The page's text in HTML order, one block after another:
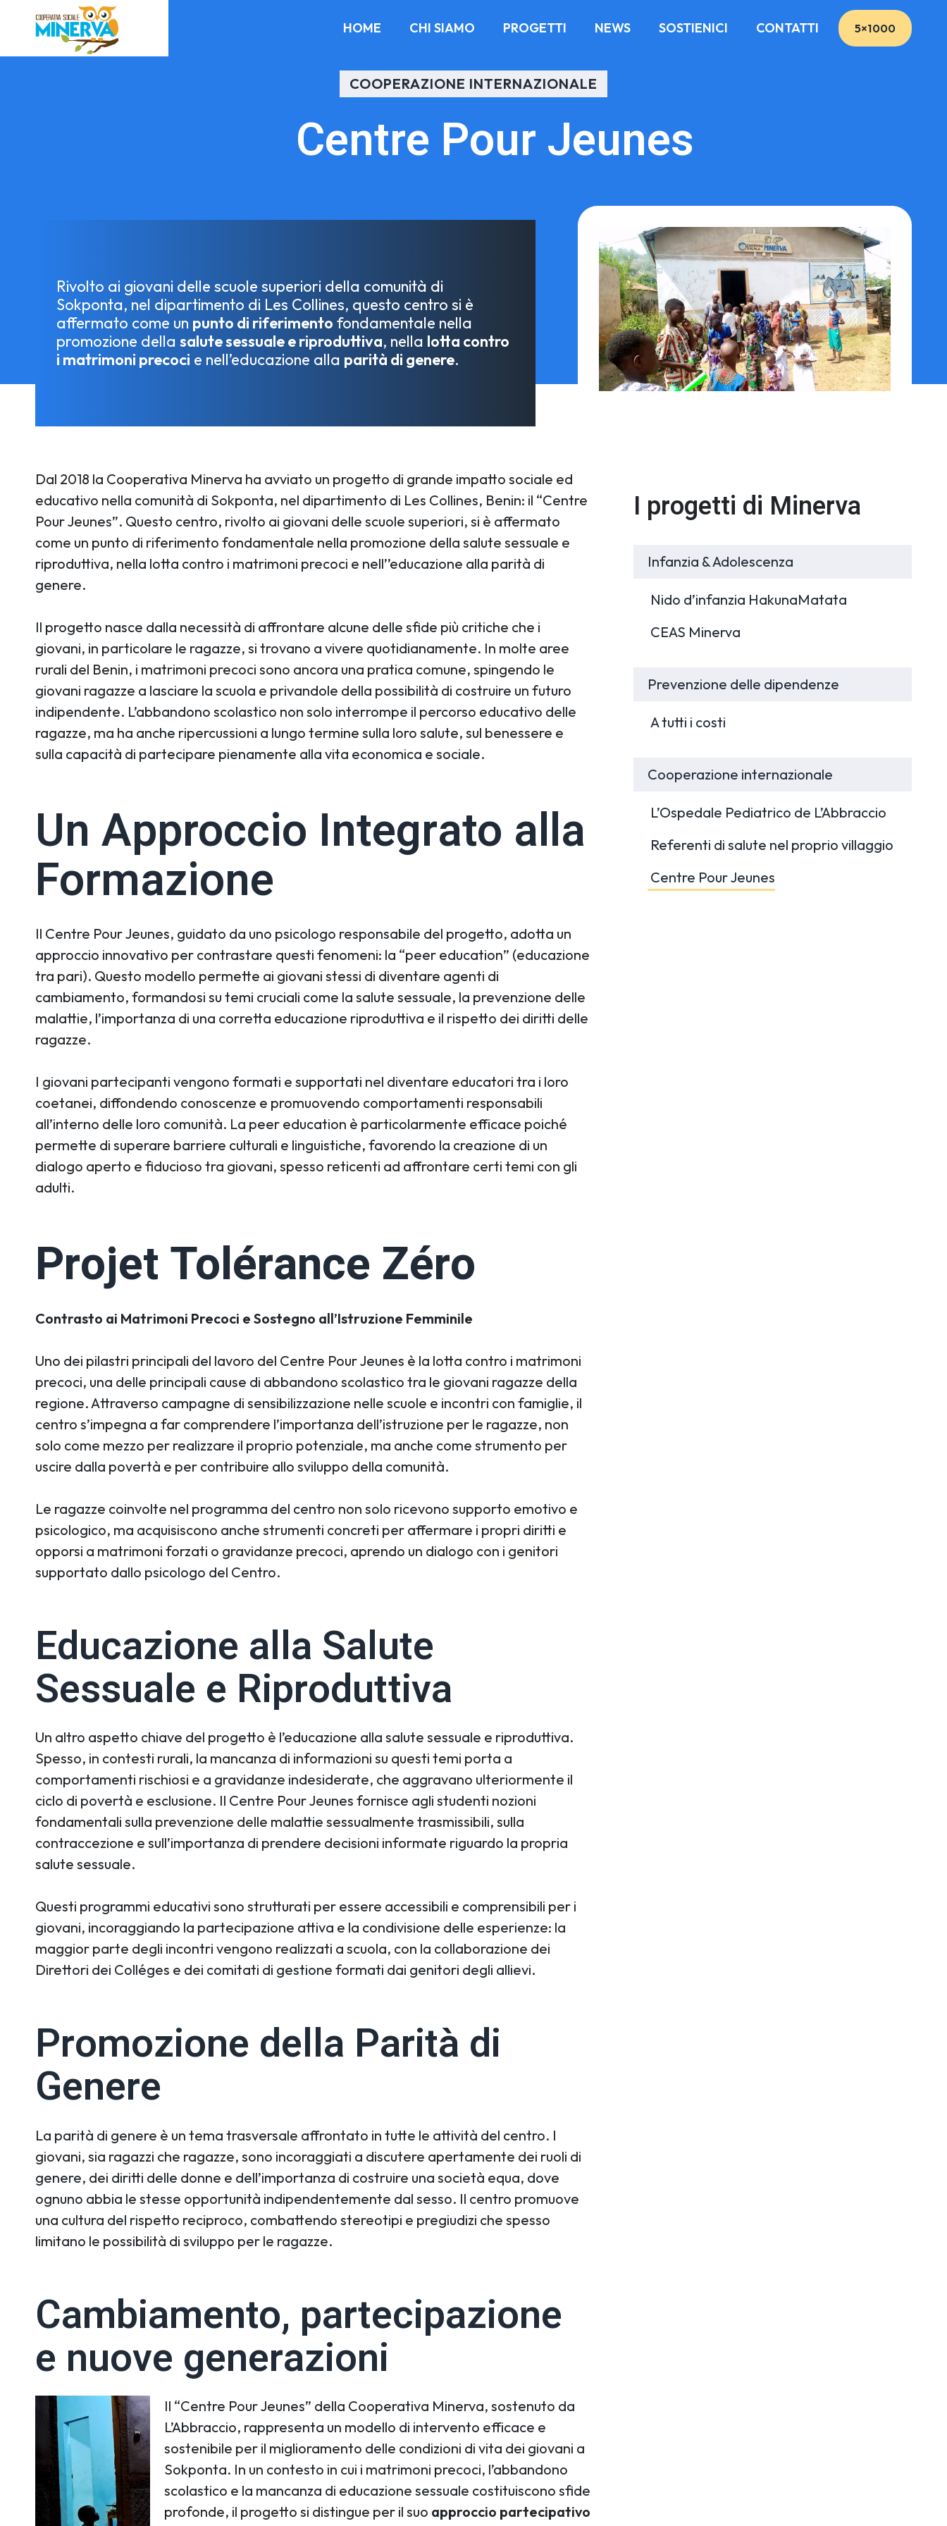
HOME CHI SIAMO PROGETTI NEWS SOSTIENICI CONTATTI 5×1000
COOPERAZIONE INTERNAZIONALE
Centre Pour Jeunes
Rivolto ai giovani delle scuole superiori della comunità di
Sokponta, nel dipartimento di Les Collines, questo centro si è
affermato come un punto di riferimento fondamentale nella
promozione della salute sessuale e riproduttiva, nella lotta contro
i matrimoni precoci e nell’educazione alla parità di genere.
Dal 2018 la Cooperativa Minerva ha avviato un progetto di grande impatto sociale ed
educativo nella comunità di Sokponta, nel dipartimento di Les Collines, Benin: il “Centre
Pour Jeunes”. Questo centro, rivolto ai giovani delle scuole superiori, si è affermato
come un punto di riferimento fondamentale nella promozione della salute sessuale e
riproduttiva, nella lotta contro i matrimoni precoci e nell’’educazione alla parità di
genere.
Il progetto nasce dalla necessità di affrontare alcune delle sfide più critiche che i
giovani, in particolare le ragazze, si trovano a vivere quotidianamente. In molte aree
rurali del Benin, i matrimoni precoci sono ancora una pratica comune, spingendo le
giovani ragazze a lasciare la scuola e privandole della possibilità di costruire un futuro
indipendente. L’abbandono scolastico non solo interrompe il percorso educativo delle
ragazze, ma ha anche ripercussioni a lungo termine sulla loro salute, sul benessere e
sulla capacità di partecipare pienamente alla vita economica e sociale.
Un Approccio Integrato alla
Formazione
Il Centre Pour Jeunes, guidato da uno psicologo responsabile del progetto, adotta un
approccio innovativo per contrastare questi fenomeni: la “peer education” (educazione
tra pari). Questo modello permette ai giovani stessi di diventare agenti di
cambiamento, formandosi su temi cruciali come la salute sessuale, la prevenzione delle
malattie, l’importanza di una corretta educazione riproduttiva e il rispetto dei diritti delle
ragazze.
I giovani partecipanti vengono formati e supportati nel diventare educatori tra i loro
coetanei, diffondendo conoscenze e promuovendo comportamenti responsabili
all’interno delle loro comunità. La peer education è particolarmente efficace poiché
permette di superare barriere culturali e linguistiche, favorendo la creazione di un
dialogo aperto e fiducioso tra giovani, spesso reticenti ad affrontare certi temi con gli
adulti.
Projet Tolérance Zéro
Contrasto ai Matrimoni Precoci e Sostegno all’Istruzione Femminile
Uno dei pilastri principali del lavoro del Centre Pour Jeunes è la lotta contro i matrimoni
precoci, una delle principali cause di abbandono scolastico tra le giovani ragazze della
regione. Attraverso campagne di sensibilizzazione nelle scuole e incontri con famiglie, il
centro s’impegna a far comprendere l’importanza dell’istruzione per le ragazze, non
solo come mezzo per realizzare il proprio potenziale, ma anche come strumento per
uscire dalla povertà e per contribuire allo sviluppo della comunità.
Le ragazze coinvolte nel programma del centro non solo ricevono supporto emotivo e
psicologico, ma acquisiscono anche strumenti concreti per affermare i propri diritti e
opporsi a matrimoni forzati o gravidanze precoci, aprendo un dialogo con i genitori
supportato dallo psicologo del Centro.
Educazione alla Salute
Sessuale e Riproduttiva
Un altro aspetto chiave del progetto è l’educazione alla salute sessuale e riproduttiva.
Spesso, in contesti rurali, la mancanza di informazioni su questi temi porta a
comportamenti rischiosi e a gravidanze indesiderate, che aggravano ulteriormente il
ciclo di povertà e esclusione. Il Centre Pour Jeunes fornisce agli studenti nozioni
fondamentali sulla prevenzione delle malattie sessualmente trasmissibili, sulla
contraccezione e sull’importanza di prendere decisioni informate riguardo la propria
salute sessuale.
Questi programmi educativi sono strutturati per essere accessibili e comprensibili per i
giovani, incoraggiando la partecipazione attiva e la condivisione delle esperienze: la
maggior parte degli incontri vengono realizzati a scuola, con la collaborazione dei
Direttori dei Colléges e dei comitati di gestione formati dai genitori degli allievi.
Promozione della Parità di
Genere
La parità di genere è un tema trasversale affrontato in tutte le attività del centro. I
giovani, sia ragazzi che ragazze, sono incoraggiati a discutere apertamente dei ruoli di
genere, dei diritti delle donne e dell’importanza di costruire una società equa, dove
ognuno abbia le stesse opportunità indipendentemente dal sesso. Il centro promuove
una cultura del rispetto reciproco, combattendo stereotipi e pregiudizi che spesso
limitano le possibilità di sviluppo per le ragazze.
Cambiamento, partecipazione
e nuove generazioni
Il “Centre Pour Jeunes” della Cooperativa Minerva, sostenuto da
L’Abbraccio, rappresenta un modello di intervento efficace e
sostenibile per il miglioramento delle condizioni di vita dei giovani a
Sokponta. In un contesto in cui i matrimoni precoci, l’abbandono
scolastico e la mancanza di educazione sessuale costituiscono sfide
profonde, il progetto si distingue per il suo approccio partecipativo
I progetti di Minerva
Infanzia & Adolescenza
Nido d’infanzia HakunaMatata
CEAS Minerva
Prevenzione delle dipendenze
A tutti i costi
Cooperazione internazionale
L’Ospedale Pediatrico de L’Abbraccio
Referenti di salute nel proprio villaggio
Centre Pour Jeunes